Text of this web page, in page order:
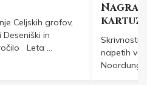
Celjskih grofov,
in
Leta ...
Skrivnosti
napetih
Noordung